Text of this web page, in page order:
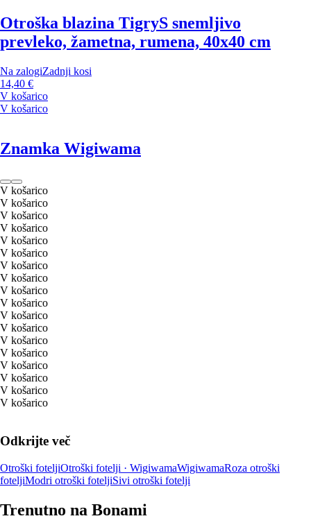
Otroška blazina TigryS snemljivo
prevleko, žametna, rumena, 40x40 cm
Na zalogiZadnji kosi
14,40 €
V košarico
V košarico
Znamka Wigiwama
V košarico
V košarico
V košarico
V košarico
V košarico
V košarico
V košarico
V košarico
V košarico
V košarico
V košarico
V košarico
V košarico
V košarico
V košarico
V košarico
V košarico
V košarico
Odkrijte več
Otroški foteljiOtroški fotelji · WigiwamaWigiwamaRoza otroški
foteljiModri otroški foteljiSivi otroški fotelji
Trenutno na Bonami